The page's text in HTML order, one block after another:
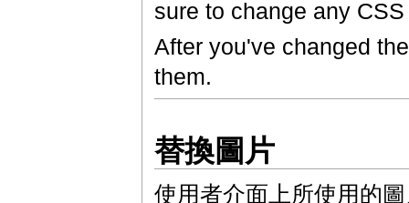
sure to change any
After you've changed
them.
替換圖片
使用者介面上所使用的